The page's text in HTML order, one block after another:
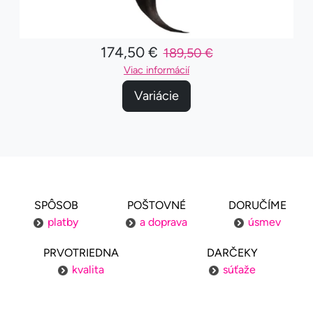
174,50 € 189,50 €
Viac informácií
Variácie
SPÔSOB
platby
POŠTOVNÉ
a doprava
DORUČÍME
úsmev
PRVOTRIEDNA
kvalita
DARČEKY
súťaže